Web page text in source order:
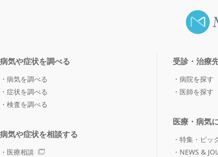
病気や症状を調べる
病気を調べる
症状を調べる
検査を調べる
病気や症状を相談する
医療相談
受診・治療
病院を探す
医師を探す
医療・病気
特集・ピッ
NEWS &